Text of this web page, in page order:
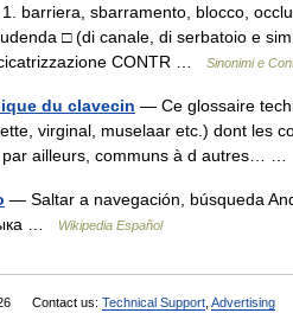
barriera, sbarramento, blocco,
□ (di canale, di serbatoio e
CONTR …
Sinonimi e
du clavecin — Ce glossaire
virginal, muselaar etc.) dont les
par ailleurs, communs à d autres… …
— Saltar a navegación, búsqueda
…
Wikipedia Español
Contact us: Technical Support Advertising